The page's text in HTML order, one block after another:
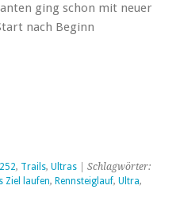
ging schon mit neuer
nach Beginn
, Trails, Ultras | Schlagwörter:
Ziel laufen, Rennsteiglauf, Ultra,